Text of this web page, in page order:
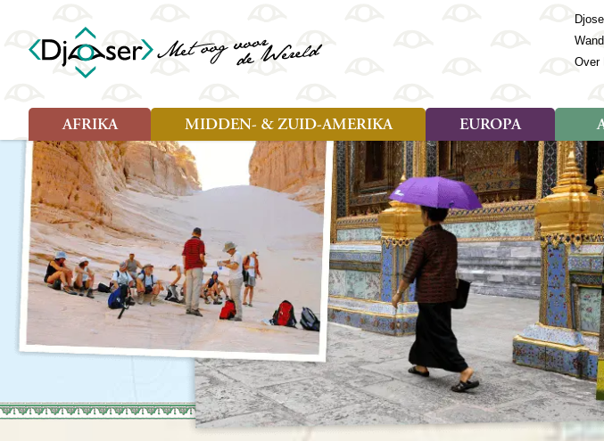
Over
AFRIKA
Soort reizen
Rondreis (26)
Familiereis (10)
Fietsreis (2)
Wandelreis (1)
Cultuur (3)
Natuur (6)
Nieuwe reizen
Voodoo in Benin en Togo, 16
Landen
Angola
Ghana
Kaapverdië
Kenia
Madagaskar
Malawi
Mauritius
Mozambique
Namibië
Oeganda
Sao Tomé en Principe
Swaziland
Tanzania
Togo
Zambia
Zanzibar
Zimbabwe
Zuid-Afrika
MIDDEN- & ZUID-AMERIKA
Soort reizen
Rondreis (25)
Familiereis (11)
Fietsreis (1)
Cultuur (9)
Natuur (13)
Landen
Amazone
Argentinië
Belize
Bolivia
Brazilië
Chili
Colombia
Costa Rica
Cuba
Ecuador
El Salvador
(Frans) Guyana
Galapagos
Guatemala
Honduras
Mexico
Nicaragua
Paaseiland
Paraguay
Peru
Suriname
EUROPA
Soort reizen
Rondreis (28)
Familiereis (11)
Fietsreis (8)
Wandelreis (23)
Cultuur (12)
Natuur (3)
Soort
dagen